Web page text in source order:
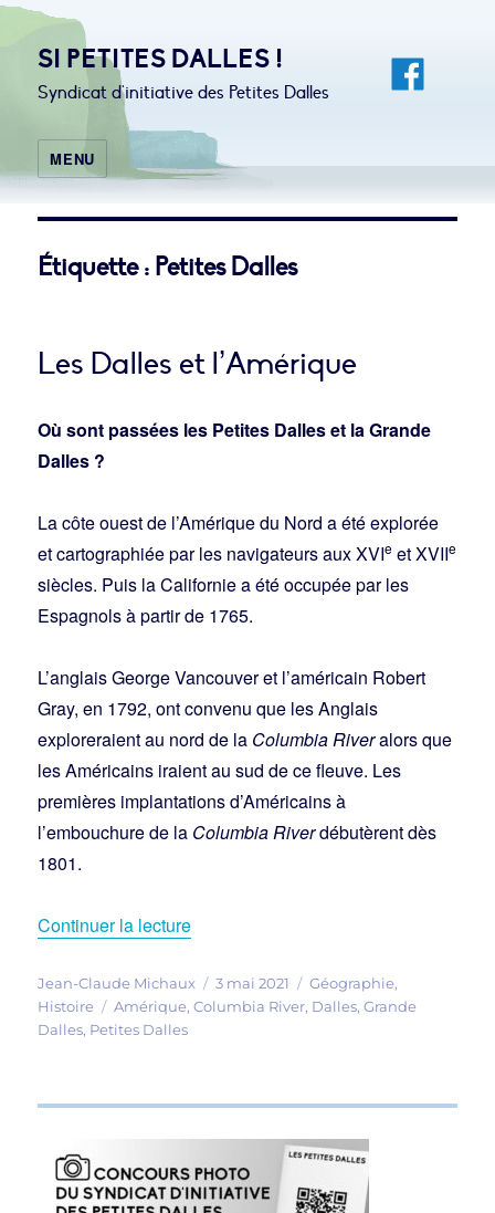
SI PETITES DALLES !
Syndicat d'initiative des Petites Dalles
MENU
Étiquette : Petites Dalles
Les Dalles et l’Amérique
Où sont passées les Petites Dalles et la Grande
Dalles ?
La côte ouest de l’Amérique du Nord a été explorée
et cartographiée par les navigateurs aux XVIe et XVIIe
siècles. Puis la Californie a été occupée par les
Espagnols à partir de 1765.
L’anglais George Vancouver et l’américain Robert
Gray, en 1792, ont convenu que les Anglais
exploreraient au nord de la Columbia Riveralors que
les Américains iraient au sud de ce fleuve. Les
premières implantations d’Américains à
l’embouchure de la Columbia Riverdébutèrent dès
1801.
Continuer la lecturede « Les Dalles et l’Amérique »
Auteur
Jean-Claude Michaux
Publié
le
3 mai 2021 Catégories
Géographie,
Histoire
Étiquettes
Amérique,Columbia River, Dalles,Grande
Dalles, Petites Dalles